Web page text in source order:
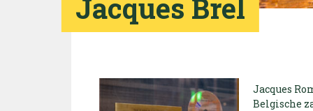
Jacques Brel
Jacques
Belgische